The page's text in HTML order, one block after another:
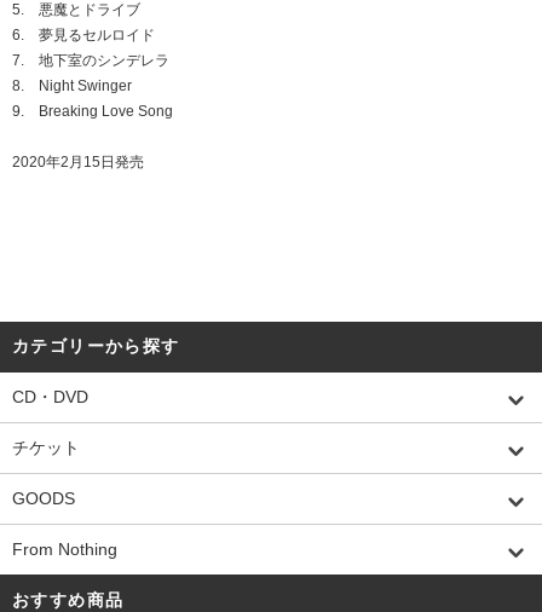
5. 悪魔とドライブ
6. 夢見るセルロイド
7. 地下室のシンデレラ
8. Night Swinger
9. Breaking Love Song
2020年2月15日発売
カテゴリーから探す
CD・DVD
チケット
GOODS
From Nothing
おすすめ商品